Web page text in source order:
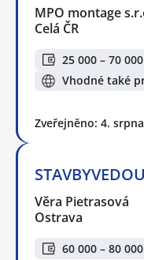
MPO montage
Celá ČR
25 000 – 70
Vhodné také
Zveřejněno: 4. srpna
Věra Pietrasová
Ostrava
60 000 – 80